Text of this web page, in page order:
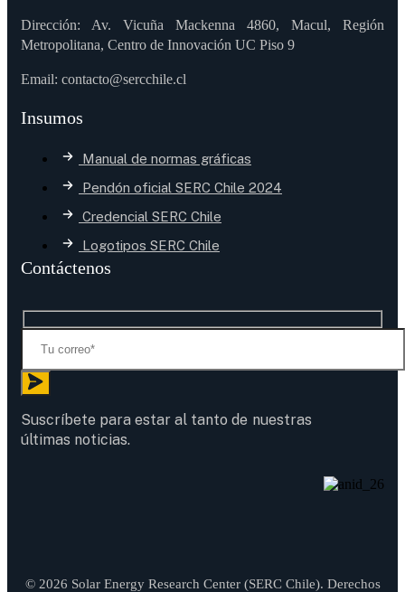
Dirección: Av. Vicuña Mackenna 4860, Macul, Región
Metropolitana, Centro de Innovación UC Piso 9
Email: contacto@sercchile.cl
Insumos
Manual de normas gráficas
Pendón oficial SERC Chile 2024
Credencial SERC Chile
Logotipos SERC Chile
Contáctenos
Suscríbete para estar al tanto de nuestras
últimas noticias.
© 2026 Solar Energy Research Center (SERC Chile). Derechos